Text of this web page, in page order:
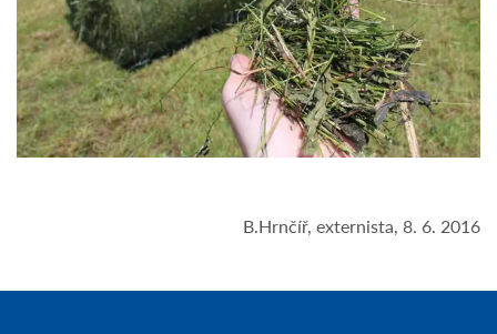
B.Hrnčíř, externista, 8. 6. 2016